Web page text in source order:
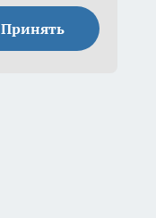
Принять